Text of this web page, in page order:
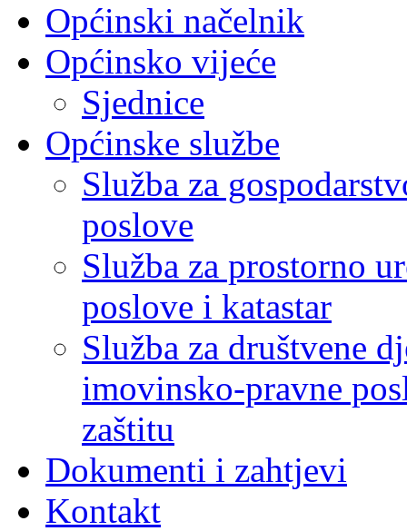
Općinski načelnik
Općinsko vijeće
Sjednice
Općinske službe
Služba za
poslove
Služba za prostorno
poslove i katastar
Služba za društvene
imovinsko-pravne
zaštitu
Dokumenti i zahtjevi
Kontakt